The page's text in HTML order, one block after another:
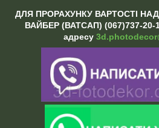
ДЛЯ ПРОРАХУНКУ ВАРТОСТІ
ВАЙБЕР (ВАТСАП) (067)737-20-
адресу